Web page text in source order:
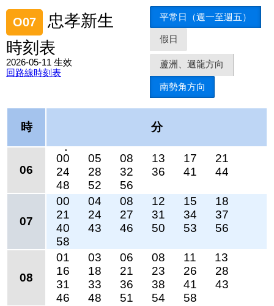
O07
忠孝新生
時刻表
2026-05-11 生效
回路線時刻表
平常日（週一至週五）
假日
蘆洲、迴龍方向
南勢角方向
時 分
06
●
00 05 08 13 17
21
24
28 32 36 41
44
48
52 56
07
00 04 08 12 15
18
21
24 27 31 34
37
40
43 46 50 53
56
58
08
01 03 06 08 11
13
16
18 21 23 26
28
31
33 36 38 41
43
46
48 51 54 58